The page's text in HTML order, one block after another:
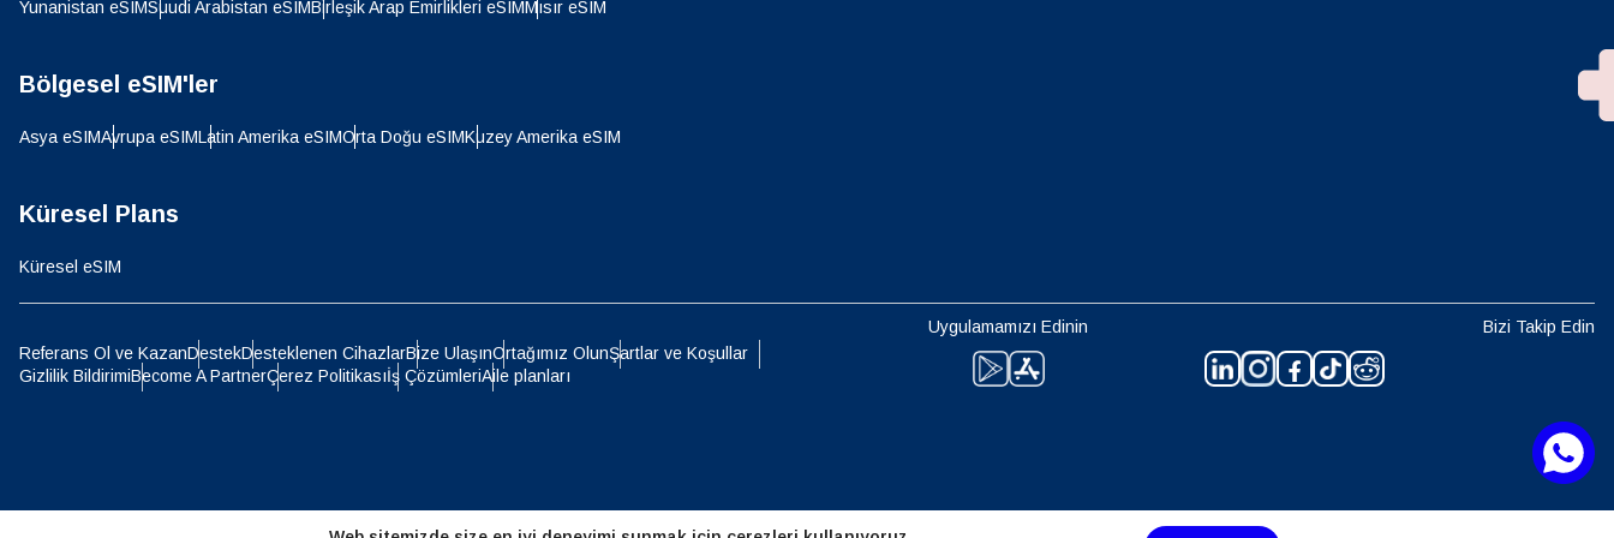
Yunanistan eSIMSuudi Arabistan eSIMBirleşik Arap Emirlikleri eSIMMısır eSIM
Bölgesel eSIM'ler
Asya eSIMAvrupa eSIMLatin Amerika eSIMOrta Doğu eSIMKuzey Amerika eSIM
Küresel Plans
Küresel eSIM
Referans Ol ve KazanDestekDesteklenen CihazlarBize UlaşınOrtağımız OlunŞartlar ve Koşullar
Gizlilik BildirimiBecome A PartnerÇerez Politikasıİş ÇözümleriAile planları
Uygulamamızı Edinin Bizi Takip Edin
العربية
Português
SGD - Singapur Doları
CAD - Kanada Doları GBP - İngiliz Sterlini
CHF - İsviçre Frangı NZD - Yeni Zelanda Doları